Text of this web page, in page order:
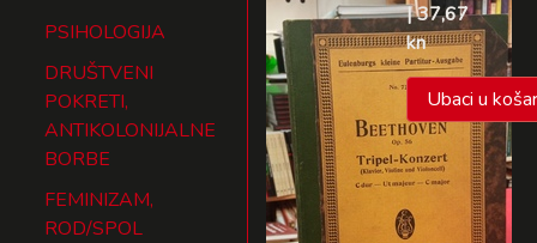
PSIHOLOGIJA
DRUŠTVENI
POKRETI,
ANTIKOLONIJALNE
BORBE
FEMINIZAM,
ROD/SPOL
| 37,67
kn
Ubaci u